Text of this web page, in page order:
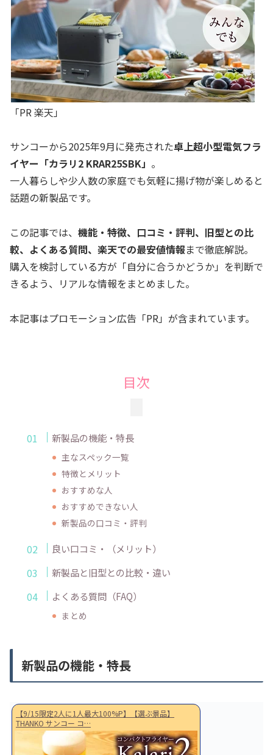
「PR 楽天」
サンコーから2025年9月に発売された卓上超小型電気フラ
イヤー「カラリ2 KRAR25SBK」 。
一人暮らしや少人数の家庭でも気軽に揚げ物が楽しめると
話題の新製品です。
この記事では、 機能・特徴、口コミ・評判、旧型との比
較、よくある質問、楽天での最安値情報まで徹底解説。
購入を検討している方が「自分に合うかどうか」を判断で
きるよう、リアルな情報をまとめました。
本記事はプロモーション広告「PR」が含まれています。
目次
新製品の機能・特長
主なスペック一覧
特徴とメリット
おすすめな人
おすすめできない人
新製品の口コミ・評判
良い口コミ・（メリット）
新製品と旧型との比較・違い
よくある質問（FAQ）
まとめ
新製品の機能・特長
【9/15限定2人に1人最大100%P】【選ぶ景品】
THANKO サンコー コ…